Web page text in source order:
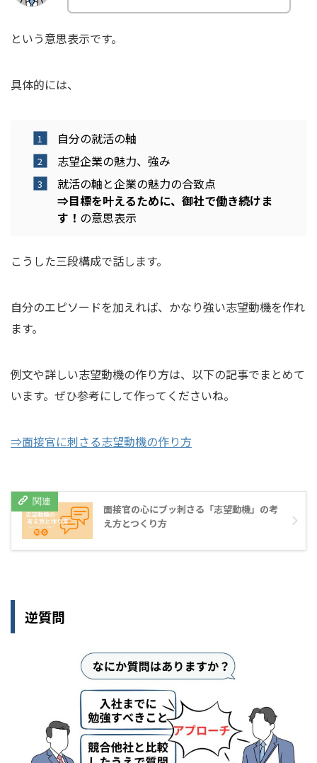
という意思表示です。
具体的には、
自分の就活の軸
志望企業の魅力、強み
就活の軸と企業の魅力の合致点
⇒目標を叶えるために、御社で働き続けま
す！ の意思表示
こうした三段構成で話します。
自分のエピソードを加えれば、かなり強い志望動機を作れ
ます。
例文や詳しい志望動機の作り方は、以下の記事でまとめて
います。ぜひ参考にして作ってくださいね。
⇒面接官に刺さる志望動機の作り方
面接官の心にブッ刺さる「志望動機」の考
え方とつくり方
逆質問